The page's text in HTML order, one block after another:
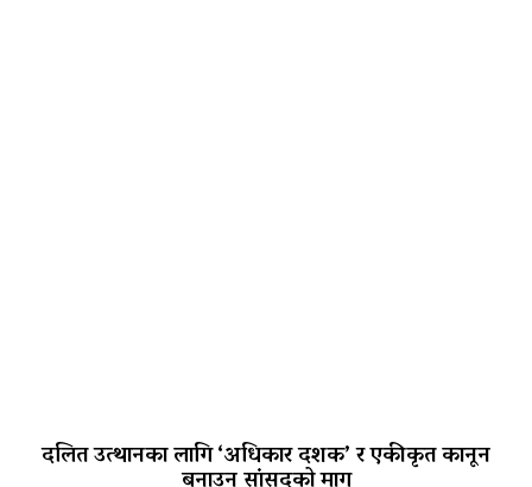
दलित उत्थानका लागि ‘अधिकार दशक’ र एकीकृत कानून